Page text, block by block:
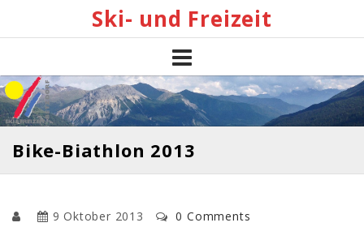
Ski- und Freizeit
Bike-Biathlon 2013
9 Oktober 2013 0 Comments